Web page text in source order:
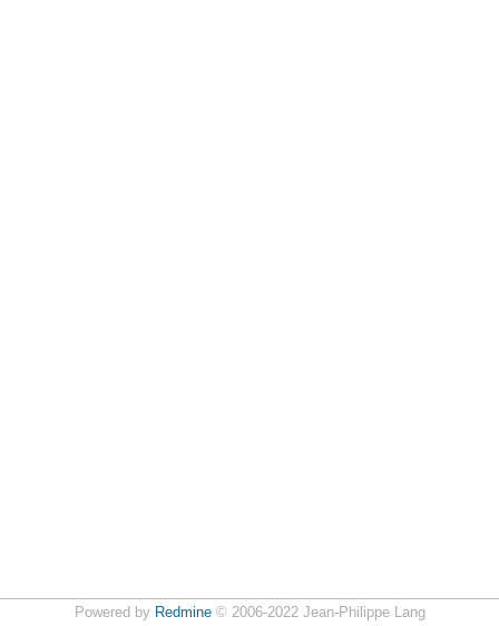
Powered by Redmine© 2006-2022 Jean-Philippe Lang